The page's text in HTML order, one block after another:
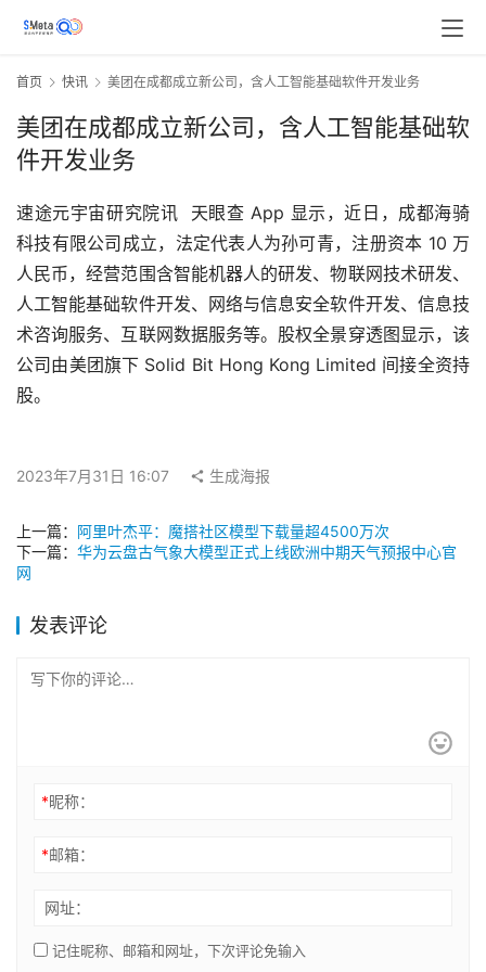
首页 快讯 美团在成都成立新公司，含人工智能基础软件开发业务
美团在成都成立新公司，含人工智能基础软
件开发业务
速途元宇宙研究院讯  天眼查 App 显示，近日，成都海骑
科技有限公司成立，法定代表人为孙可青，注册资本 10 万
人民币，经营范围含智能机器人的研发、物联网技术研发、
人工智能基础软件开发、网络与信息安全软件开发、信息技
术咨询服务、互联网数据服务等。股权全景穿透图显示，该
公司由美团旗下 Solid Bit Hong Kong Limited 间接全资持
股。
2023年7月31日 16:07 生成海报
上一篇： 阿里叶杰平：魔搭社区模型下载量超4500万次
下一篇： 华为云盘古气象大模型正式上线欧洲中期天气预报中心官
网
发表评论
*昵称：
*邮箱：
网址：
记住昵称、邮箱和网址，下次评论免输入